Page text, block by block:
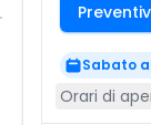
Sabato
Orari di